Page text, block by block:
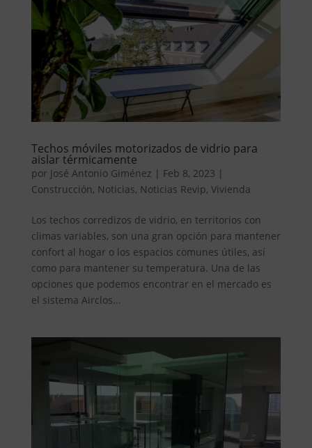
Techos móviles motorizados de vidrio para
aislar térmicamente
por José Antonio Giménez | Feb 8, 2023 |
Construcción, Noticias, Noticias Revip, Vivienda
Los techos corredizos de vidrio, en territorios con
climas variables, son una gran opción para mantener
confort al hogar o los espacios comunes útiles, así
como para mantener su temperatura. Una de las
opciones que podemos encontrar en el mercado es
el sistema Airclos...